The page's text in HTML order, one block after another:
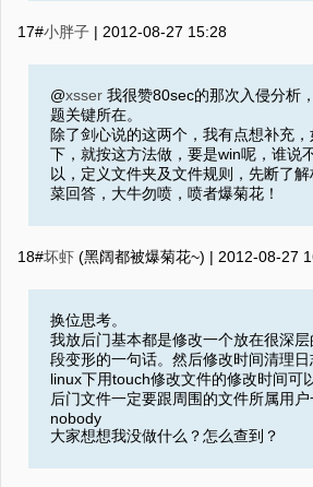
17#小胖子 | 2012-08-27 15:28
@xsser 我很赞80sec的那次入侵分析
题关键所在。
除了剑心说的这两个，我有点想补充
下，就按这方法做，要是win呢，谁说
以，定义文件夹及文件规则，先断了
菜回答，大牛勿喷，喷者爆菊花！
18#坏虾 (黑阔都被爆菊花~) | 2012-08-27
换位思考。
我放后门基本都是修改一个放在很深
段变形的一句话。然后修改时间清理日
linux下用touch修改文件的修改时间可
后门文件一定要跟周围的文件所属用
nobody
大家想想我没做什么？怎么查到？